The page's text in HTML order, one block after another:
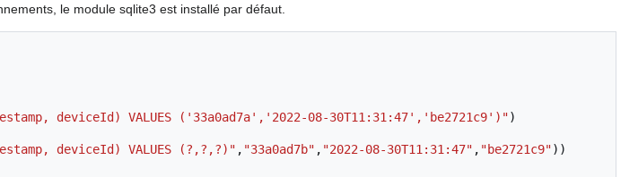
le module sqlite3 est installé par défaut.
deviceId) VALUES ('33a0ad7a','2022-08-30T11:31:47','be2721c9')")
deviceId) VALUES (?,?,?)" , "33a0ad7b" , "2022-08-30T11:31:47" , "be2721c9"))